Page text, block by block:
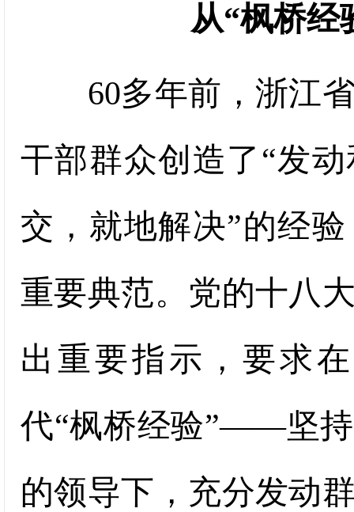
从“枫桥经
60多年前，浙江省
干部群众创造了“发
交，就地解决”的经
重要典范。党的十八
出重要指示，要求
代“枫桥经验”——坚
的领导下，充分发动